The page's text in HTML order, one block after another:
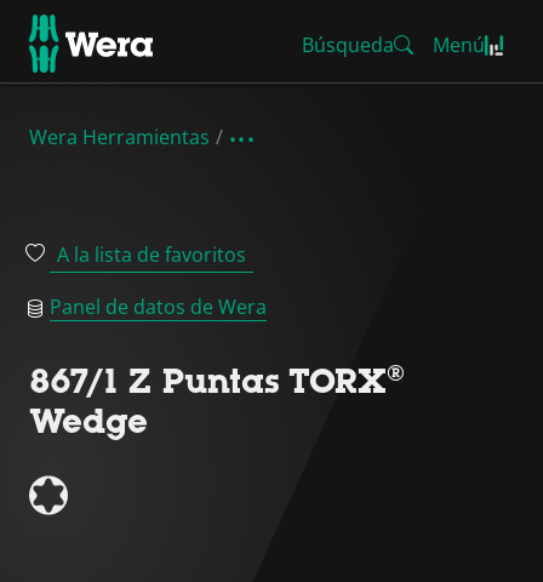
Búsqueda Menú
Wera Herramientas
A la lista de favoritos
Panel de datos de Wera
867/1 Z Puntas TORX®
Wedge